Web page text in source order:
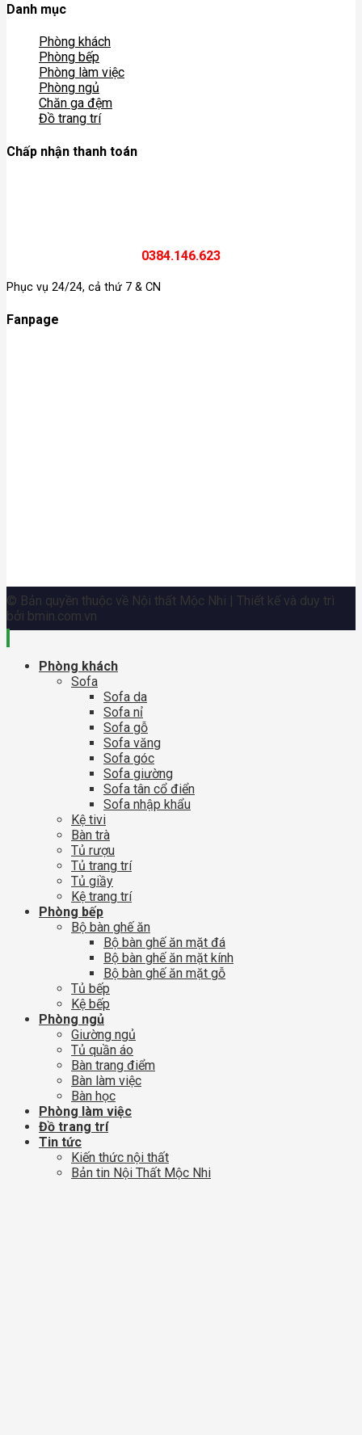
Danh mục
Phòng khách
Phòng bếp
Phòng làm việc
Phòng ngủ
Chăn ga đệm
Đồ trang trí
Chấp nhận thanh toán
0384.146.623
Phục vụ 24/24, cả thứ 7 & CN
Fanpage
© Bản quyền thuộc về Nội thất Mộc Nhi | Thiết kế và duy trì
bởi bmin.com.vn
Phòng khách
Sofa
Sofa da
Sofa nỉ
Sofa gỗ
Sofa văng
Sofa góc
Sofa giường
Sofa tân cổ điển
Sofa nhập khẩu
Kệ tivi
Bàn trà
Tủ rượu
Tủ trang trí
Tủ giầy
Kệ trang trí
Phòng bếp
Bộ bàn ghế ăn
Bộ bàn ghế ăn mặt đá
Bộ bàn ghế ăn mặt kính
Bộ bàn ghế ăn mặt gỗ
Tủ bếp
Kệ bếp
Phòng ngủ
Giường ngủ
Tủ quần áo
Bàn trang điểm
Bàn làm việc
Bàn học
Phòng làm việc
Đồ trang trí
Tin tức
Kiến thức nội thất
Bản tin Nội Thất Mộc Nhi